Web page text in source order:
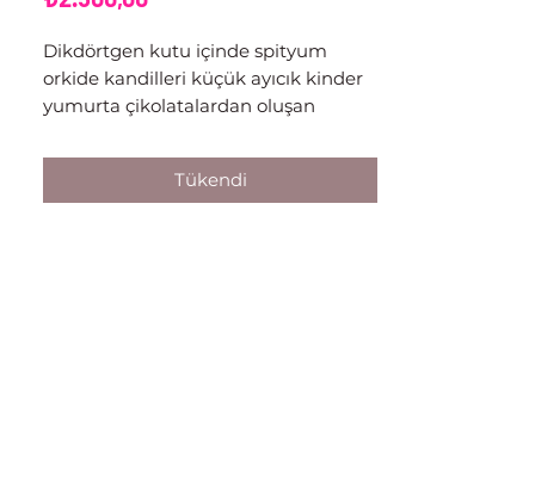
Dikdörtgen kutu içinde spityum
orkide kandilleri küçük ayıcık kinder
yumurta çikolatalardan oluşan
Tükendi